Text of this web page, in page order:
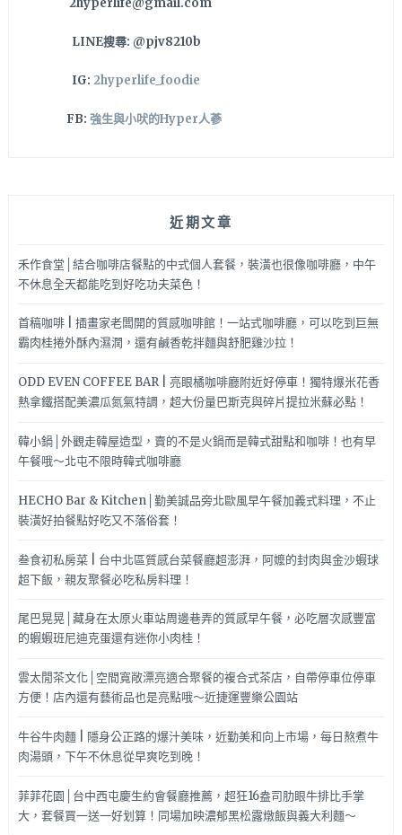
2hyperlife@gmail.com
LINE搜尋: @pjv8210b
IG: 2hyperlife_foodie
FB: 強生與小吠的Hyper人蔘
近期文章
禾作食堂│結合咖啡店餐點的中式個人套餐，裝潢也很像咖啡廳，中午
不休息全天都能吃到好吃功夫菜色！
首稿咖啡 | 插畫家老闆開的質感咖啡館！一站式咖啡廳，可以吃到巨無
霸肉桂捲外酥內濕潤，還有鹹香乾拌麵與舒肥雞沙拉！
ODD EVEN COFFEE BAR | 亮眼橘咖啡廳附近好停車！獨特爆米花香
熱拿鐵搭配美濃瓜氮氣特調，超大份量巴斯克與碎片提拉米蘇必點！
韓小鍋│外觀走韓屋造型，賣的不是火鍋而是韓式甜點和咖啡！也有早
午餐哦～北屯不限時韓式咖啡廳
HECHO Bar & Kitchen│勤美誠品旁北歐風早午餐加義式料理，不止
裝潢好拍餐點好吃又不落俗套！
叁食初私房菜 | 台中北區質感台菜餐廳超澎湃，阿嬤的封肉與金沙蝦球
超下飯，親友聚餐必吃私房料理！
尾巴晃晃│藏身在太原火車站周邊巷弄的質感早午餐，必吃層次感豐富
的蝦蝦班尼迪克蛋還有迷你小肉桂！
雲太閒茶文化│空間寬敞漂亮適合聚餐的複合式茶店，自帶停車位停車
方便！店內還有藝術品也是亮點哦～近捷運豐樂公園站
牛谷牛肉麵 | 隱身公正路的爆汁美味，近勤美和向上市場，每日熬煮牛
肉湯頭，下午不休息從早爽吃到晚！
菲菲花園│台中西屯慶生約會餐廳推薦，超狂16盎司肋眼牛排比手掌
大，套餐買一送一好划算！同場加映濃郁黑松露燉飯與義大利麵～